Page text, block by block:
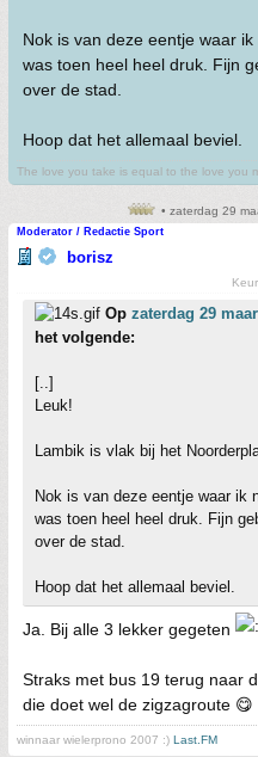
Nok is van deze eentje waar
was toen heel heel druk. Fijn
over de stad.
Hoop dat het allemaal beviel.
The love you take is equal to the love you
• zaterdag 29
Moderator / Redactie Sport
borisz
Op zaterdag 29
het volgende:
[..]
Leuk!
Lambik is vlak bij het
Nok is van deze eentje waar ik
was toen heel heel druk. Fijn
over de stad.
Hoop dat het allemaal beviel.
Ja. Bij alle 3 lekker gegeten
Straks met bus 19 terug naar
die doet wel de zigzagroute 😋
winnaar wielerprono 2007 :) Last.FM